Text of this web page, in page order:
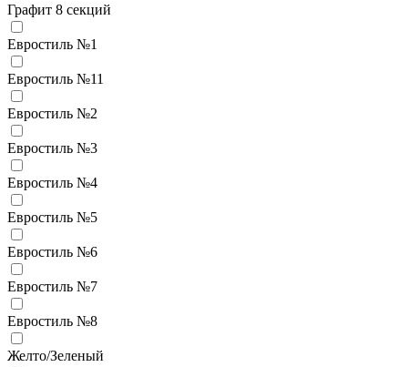
Графит 8 секций
Евростиль №1
Евростиль №11
Евростиль №2
Евростиль №3
Евростиль №4
Евростиль №5
Евростиль №6
Евростиль №7
Евростиль №8
Желто/Зеленый